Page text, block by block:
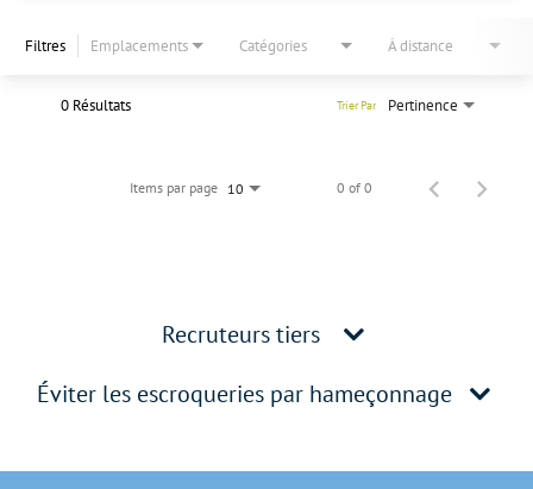
Filtres Emplacements Catégories À distance
0 Résultats Pertinence
Trier Par
Items par page 10 0 of 0
Recruteurs tiers
Éviter les escroqueries par hameçonnage